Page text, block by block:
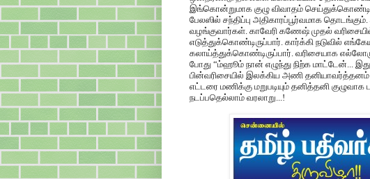
இங்கொன்றுமாக குழு விவாதம்
பேலஸில் சந்திப்பு அதிகாரப்பூர்வமாக
வழங்குவார்கள். காவேரி கணேஷ் முதல்
எடுத்துக்கொண்டிருப்பார். கார்க்கி நடுவில்
கலாய்த்துக்கொண்டிருப்பார். வரிசையாக
போது “ம்ஹூம் நான் எழுந்து நிற்க மாட்டேன்... இது
பின்வரிசையில் இலக்கிய அணி தனியாவர்த்தனம்
எட்டரை மணிக்கு மறுபடியும் தனித்தனி
நடப்பதெல்லாம் வரலாறு...!